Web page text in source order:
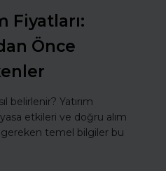
Fiyatları:
Önce
belirlenir? Yatırım
etkileri ve doğru alım
gereken temel bilgiler bu